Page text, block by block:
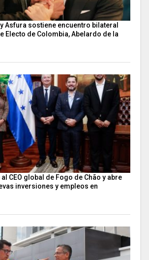
Asfura sostiene encuentro bilateral
Electo de Colombia, Abelardo de la
CEO global de Fogo de Chão y abre
inversiones y empleos en